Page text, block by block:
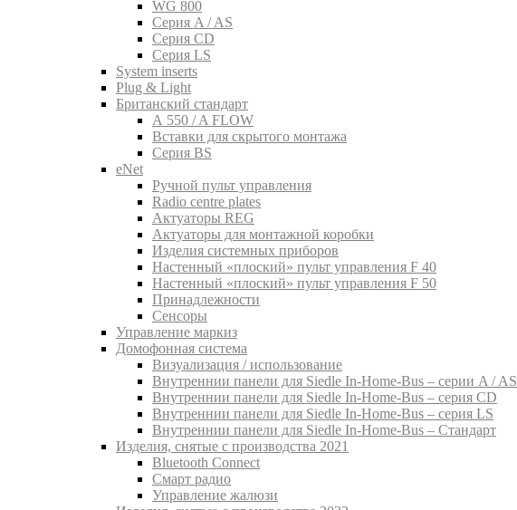
WG 800
Серия A / AS
Серия CD
Серия LS
System inserts
Plug & Light
Британский стандарт
A 550 / A FLOW
Вставки для скрытого монтажа
Серия BS
eNet
Pучной пульт управления
Radio centre plates
Актуаторы REG
Актуаторы для монтажной коробки
Изделия системных приборов
Настенный «плоский» пульт управления F 40
Настенный «плоский» пульт управления F 50
Принадлежности
Сенсоры
Управление маркиз
Домофонная система
Визуализация / использование
Внутреннии панели для Siedle In-Home-Bus – серии A / AS
Внутреннии панели для Siedle In-Home-Bus – серия CD
Внутреннии панели для Siedle In-Home-Bus – серия LS
Внутреннии панели для Siedle In-Home-Bus – Стандарт
Изделия, снятые с производства 2021
Bluetooth Connect
Смарт радио
Управление жалюзи